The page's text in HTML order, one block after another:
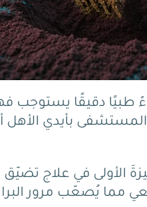
طبيًا دقيقًا يستوجب
المستشفى بأيدي
الأولى في علاج تضيّق
يُصعّب مرور البراز